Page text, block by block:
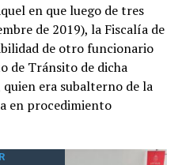
en que luego de tres
de 2019), la Fiscalía de
de otro funcionario
de Tránsito de dicha
era subalterno de la
en procedimiento